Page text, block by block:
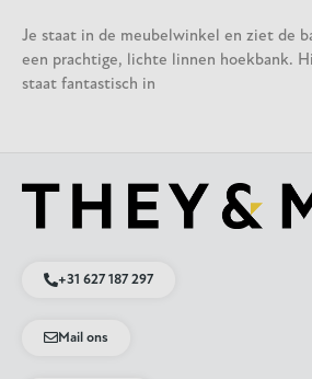
Je staat in de meubelwinkel en ziet de
een prachtige, lichte linnen hoekbank.
staat fantastisch in
+31 627 187 297
Mail ons